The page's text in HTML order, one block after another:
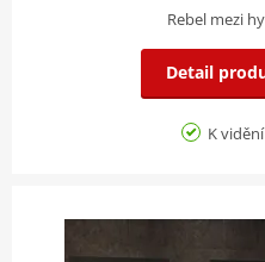
Rebel mezi
Detail
K